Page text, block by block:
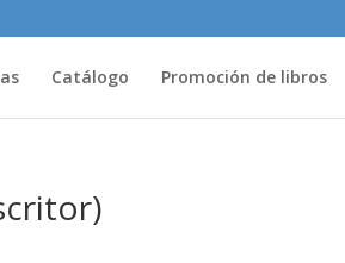
Catálogo Promoción de libros